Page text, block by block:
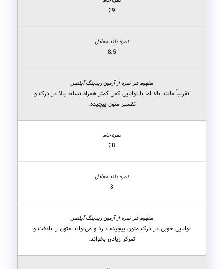
39
8.5
تقریباً مانند بالا اما با توانایی کمی کمتر همراه تسلط بالا در درک و
تفسیر متون پیچیده.
38
8
توانایی خوبی در درک متون پیچیده دارد و می‌تواند متون را بادقت و
تمرکز زیادی بخواند.